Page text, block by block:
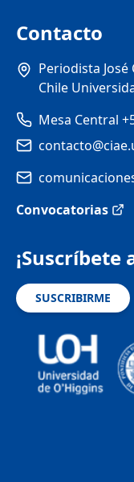
Contacto
Periodista José
Chile
Mesa Central
Convocatorias
SUSCRIBIRME